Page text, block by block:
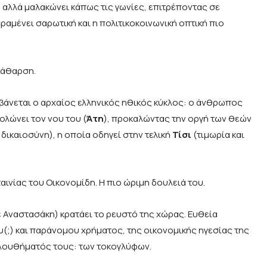
μαλακώνει κάπως τις γωνίες, επιτρέποντας σε
σαρωτική και η πολιτικοκοινωνική οπτική πιο
ο αρχαίος ελληνικός ηθικός κύκλος: ο άνθρωπος
τον νου του (Άτη), προκαλώντας την οργή των θεών
η οποία οδηγεί στην τελική Τίσι (τιμωρία και
του Οικονομίδη. Η πιο ώριμη δουλειά του.
κρατάει το ρευστό της χώρας. Ευθεία
και παράνομου χρήματος, της οικονομικής ηγεσίας της
τους: των τοκογλύφων.